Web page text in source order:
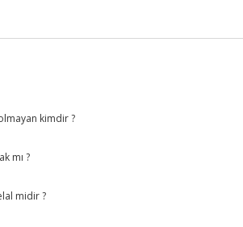
kimdir ?
mı ?
midir ?